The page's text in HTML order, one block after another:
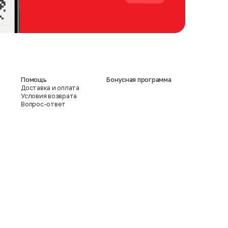
Помощь
Доставка и оплата
Условия возврата
Вопрос-ответ
Бонусная программа